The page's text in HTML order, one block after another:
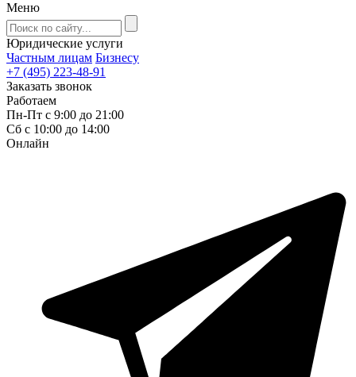
Меню
Юридические услуги
Частным лицам Бизнесу
+7 (495) 223-48-91
Заказать звонок
Работаем
Пн-Пт с 9:00 до 21:00
Сб с 10:00 до 14:00
Онлайн